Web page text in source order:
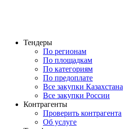
Тендеры
По регионам
По площадкам
По категориям
По предоплате
Все закупки Казахстана
Все закупки России
Контрагенты
Проверить контрагента
Об услуге